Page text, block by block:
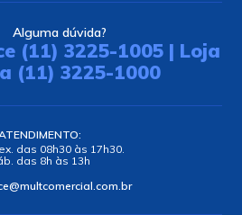
Alguma dúvida?
(11) 3225-1005 | Loja
(11) 3225-1000
das 08h30 às 17h30.
das 8h às 13h